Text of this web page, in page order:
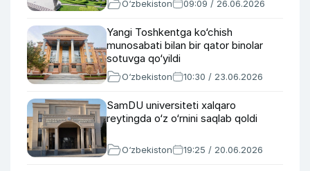
O‘zbekiston 09:09 / 26.06.2026
Yangi Toshkentga ko‘chish
munosabati bilan bir qator binolar
sotuvga qo‘yildi
O‘zbekiston 10:30 / 23.06.2026
SamDU universiteti xalqaro
reytingda o‘z o‘rnini saqlab qoldi
O‘zbekiston 19:25 / 20.06.2026